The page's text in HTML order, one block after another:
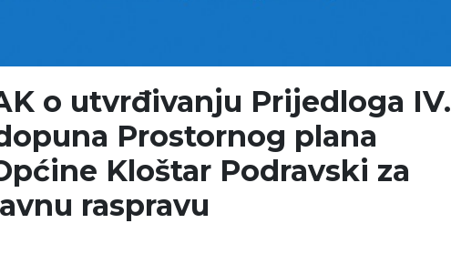
o utvrđivanju Prijedloga IV.
Prostornog plana
Kloštar Podravski za
raspravu